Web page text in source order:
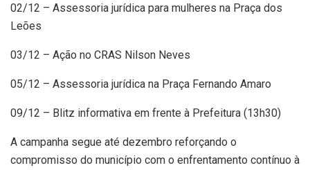
02/12 – Assessoria jurídica para mulheres na Praça dos
Leões
03/12 – Ação no CRAS Nilson Neves
05/12 – Assessoria jurídica na Praça Fernando Amaro
09/12 – Blitz informativa em frente à Prefeitura (13h30)
A campanha segue até dezembro reforçando o
compromisso do município com o enfrentamento contínuo à